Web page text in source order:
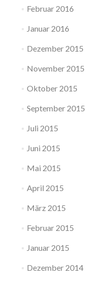
Februar 2016
Januar 2016
Dezember 2015
November 2015
Oktober 2015
September 2015
Juli 2015
Juni 2015
Mai 2015
April 2015
März 2015
Februar 2015
Januar 2015
Dezember 2014